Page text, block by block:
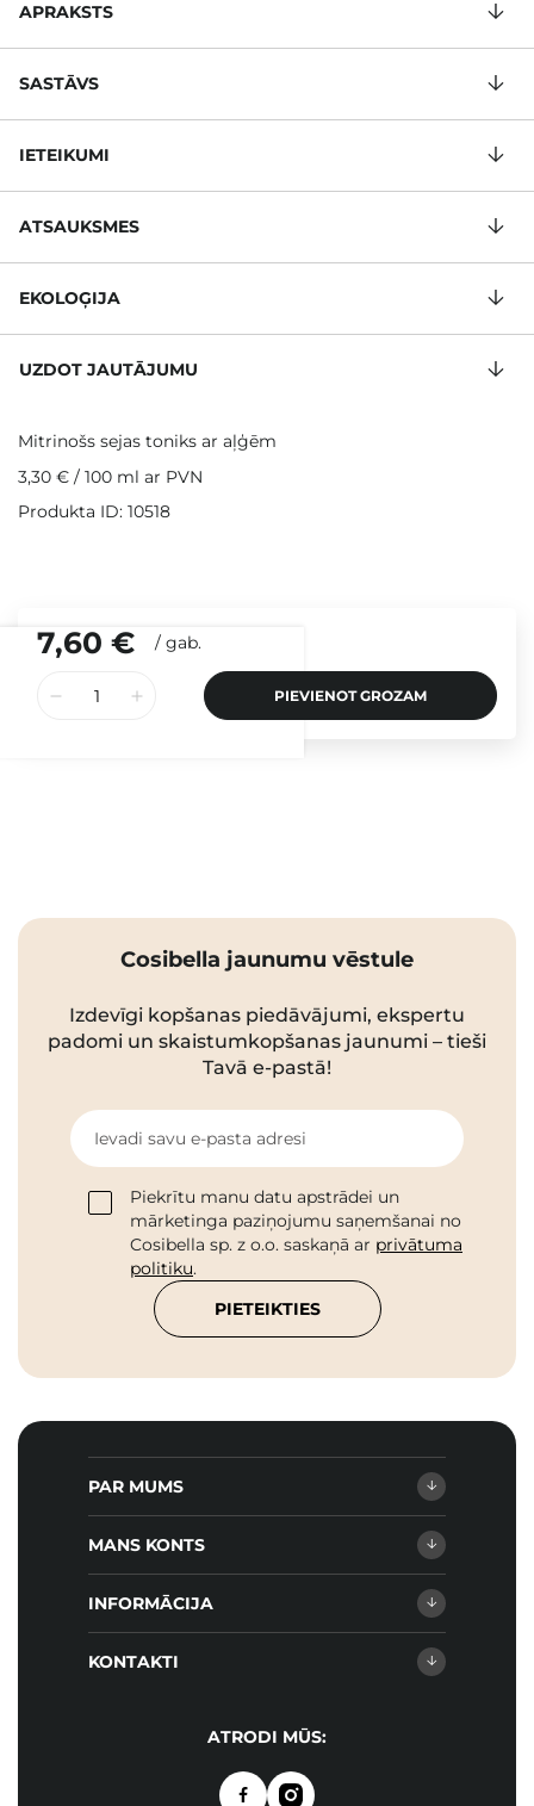
7,60 € / gab.
PIEVIENOT GROZAM
APRAKSTS
SASTĀVS
IETEIKUMI
ATSAUKSMES
EKOLOĢIJA
UZDOT JAUTĀJUMU
Mitrinošs sejas toniks ar aļģēm
3,30 € / 100 ml ar PVN
Produkta ID: 10518
Cosibella jaunumu vēstule
Izdevīgi kopšanas piedāvājumi, ekspertu
padomi un skaistumkopšanas jaunumi – tieši
Tavā e-pastā!
Ievadi savu e-pasta adresi
Piekrītu manu datu apstrādei un
mārketinga paziņojumu saņemšanai no
Cosibella sp. z o.o. saskaņā ar privātuma
politiku.
PIETEIKTIES
PAR MUMS
MANS KONTS
INFORMĀCIJA
KONTAKTI
ATRODI MŪS: